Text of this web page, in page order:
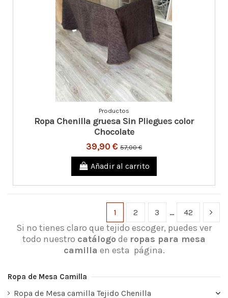
Productos
Ropa Chenilla gruesa Sin Pliegues color
Chocolate
39,90 € 57,00 €
Añadir al carrito
1 2 3 … 42
Si no tienes claro que tejido escoger, puedes ver
todo nuestro catálogo de ropas para mesa
camilla en esta página.
Ropa de Mesa Camilla
Ropa de Mesa camilla Tejido Chenilla